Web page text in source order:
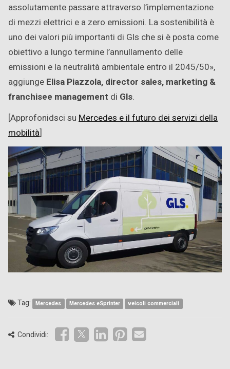
assolutamente passare attraverso l’implementazione
di mezzi elettrici e a zero emissioni. La sostenibilità è
uno dei valori più importanti di Gls che si è posta come
obiettivo a lungo termine l’annullamento delle
emissioni e la neutralità ambientale entro il 2045/50»,
aggiunge Elisa Piazzola, director sales, marketing &
franchisee management di Gls.
[Approfonidsci su Mercedes e il futuro dei servizi della
mobilità]
Tag: Mercedes Mercedes eSprinter veicoli commerciali
Condividi: